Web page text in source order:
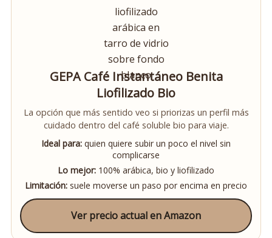
GEPA Café Instantáneo Benita
Liofilizado Bio
La opción que más sentido veo si priorizas un perfil más
cuidado dentro del café soluble bio para viaje.
Ideal para: quien quiere subir un poco el nivel sin
complicarse
Lo mejor: 100% arábica, bio y liofilizado
Limitación: suele moverse un paso por encima en precio
Ver precio actual en Amazon